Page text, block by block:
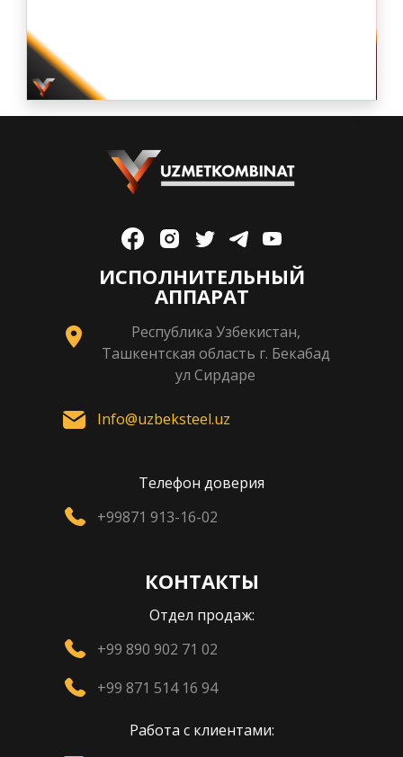
ИСПОЛНИТЕЛЬНЫЙ
АППАРАТ
Республика Узбекистан,
Ташкентская область г. Бекабад
ул Сирдаре
Info@uzbeksteel.uz
Телефон доверия
+99871 913-16-02
КОНТАКТЫ
Отдел продаж:
+99 890 902 71 02
+99 871 514 16 94
Работа с клиентами: